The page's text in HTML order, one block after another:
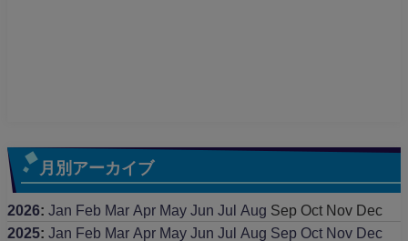
月別アーカイブ
2026: Jan Feb Mar Apr May Jun Jul Aug Sep Oct Nov Dec
2025: Jan Feb Mar Apr May Jun Jul Aug Sep Oct Nov Dec